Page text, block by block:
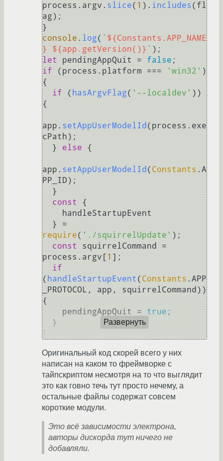
process. argv . slice( 1 ). includes (fl
ag);
console . log( ` ${Constants.APP_NAME
}
${app.getVersion()} `
let
pendingAppQuit = false
if (process. platform === 'win32' )
{
if ( hasArgvFlag( '--localdev' ))
{
app. setAppUserModelId (process. exe
cPath);
  }
else {
app. setAppUserModelId ( Constants . A
PP_ID);
const
{
require( './squirrelUpdate' );
const
squirrelCommand =
process. argv [ 1 ];
if
( handleStartupEvent ( Constants . APP
_PROTOCOL , app, squirrelCommand))
{
    pendingAppQuit =
true ;
Развернуть
Оригинальный код скорей всего у них
написан на каком то фреймворке с
тайпскриптом несмотря на то что выглядит
это как говно течь тут просто нечему, а
остальные файлы содержат совсем
короткие модули.
Это всё зависимости электрона,
авторы дискорда тут ничего не
добавляли.